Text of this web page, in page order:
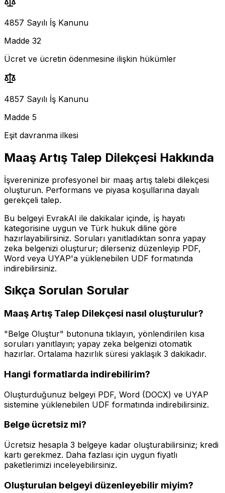
4857 Sayılı İş Kanunu
Madde 32
Ücret ve ücretin ödenmesine ilişkin hükümler
4857 Sayılı İş Kanunu
Madde 5
Eşit davranma ilkesi
Maaş Artış Talep Dilekçesi Hakkında
İşvereninize profesyonel bir maaş artış talebi dilekçesi
oluşturun. Performans ve piyasa koşullarına dayalı
gerekçeli talep.
Bu belgeyi EvrakAI ile dakikalar içinde, i̇ş hayatı
kategorisine uygun ve Türk hukuk diline göre
hazırlayabilirsiniz. Soruları yanıtladıktan sonra yapay
zeka belgenizi oluşturur; dilerseniz düzenleyip PDF,
Word veya UYAP'a yüklenebilen UDF formatında
indirebilirsiniz.
Sıkça Sorulan Sorular
Maaş Artış Talep Dilekçesi nasıl oluşturulur?
"Belge Oluştur" butonuna tıklayın, yönlendirilen kısa
soruları yanıtlayın; yapay zeka belgenizi otomatik
hazırlar. Ortalama hazırlık süresi yaklaşık 3 dakikadır.
Hangi formatlarda indirebilirim?
Oluşturduğunuz belgeyi PDF, Word (DOCX) ve UYAP
sistemine yüklenebilen UDF formatında indirebilirsiniz.
Belge ücretsiz mi?
Ücretsiz hesapla 3 belgeye kadar oluşturabilirsiniz; kredi
kartı gerekmez. Daha fazlası için uygun fiyatlı
paketlerimizi inceleyebilirsiniz.
Oluşturulan belgeyi düzenleyebilir miyim?